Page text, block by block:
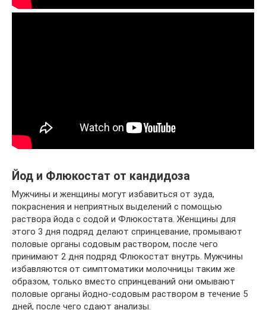
Йод и Флюкостат от кандидоза
Мужчины и женщины могут избавиться от зуда,
покраснения и неприятных выделений с помощью
раствора йода с содой и Флюкостата. Женщины для
этого 3 дня подряд делают спринцевание, промывают
половые органы содовым раствором, после чего
принимают 2 дня подряд Флюкостат внутрь. Мужчины
избавляются от симптоматики молочницы таким же
образом, только вместо спринцеваний они омывают
половые органы йодно-содовым раствором в течение 5
дней, после чего сдают анализы.